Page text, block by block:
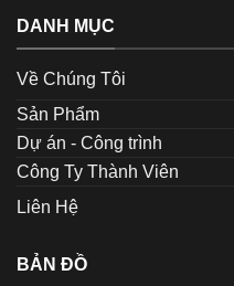
DANH MỤC
Về Chúng Tôi
Sản Phẩm
Dự án - Công trình
Công Ty Thành Viên
Liên Hệ
BẢN ĐỒ